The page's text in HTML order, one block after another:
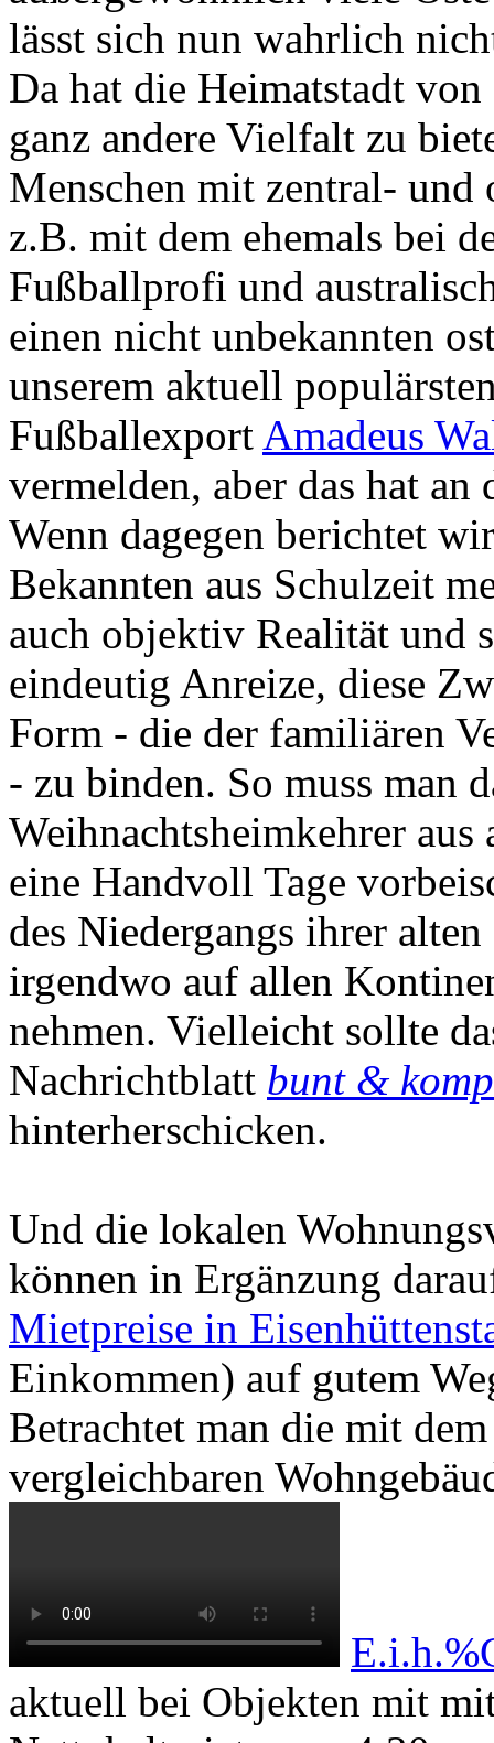
lässt sich nun wahrlich
Da hat die Heimatstadt
ganz andere Vielfalt zu
Menschen mit zentral- und
z.B. mit dem ehemals bei
Fußballprofi und
einen nicht unbekannten
unserem aktuell
Fußballexport Amadeus
vermelden, aber das hat
Wenn dagegen berichtet
Bekannten aus Schulzeit
auch objektiv Realität und
eindeutig Anreize, diese
Form - die der familiären
- zu binden. So muss man
Weihnachtsheimkehrer
eine Handvoll Tage
des Niedergangs ihrer
irgendwo auf allen
nehmen. Vielleicht sollte
Nachrichtblatt bunt &
hinterherschicken.
Und die lokalen
können in Ergänzung
Mietpreise in
Einkommen) auf gutem
Betrachtet man die mit
vergleichbaren
aktuell bei Objekten mit